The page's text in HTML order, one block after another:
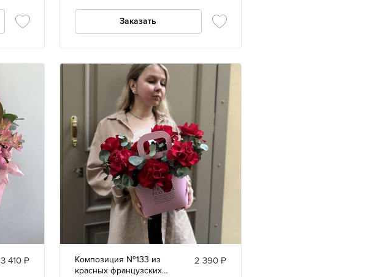
Заказать
3 410 ₽
Композиция №133 из
красных французских
2 390 ₽